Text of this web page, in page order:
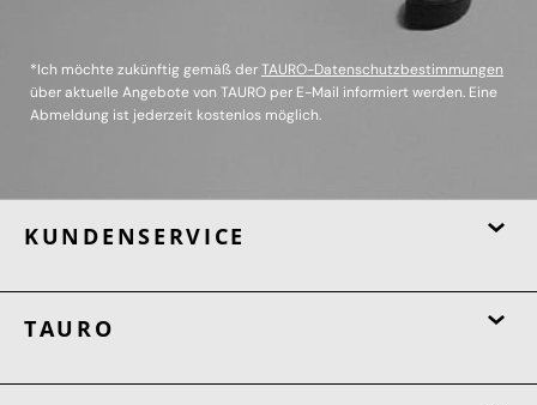
*Ich möchte zukünftig gemäß derTAURO-Datenschutzbestimmungen
über aktuelle Angebote von TAURO per E-Mail informiert werden. Eine
Abmeldung ist jederzeit kostenlos möglich.
KUNDENSERVICE
TAURO